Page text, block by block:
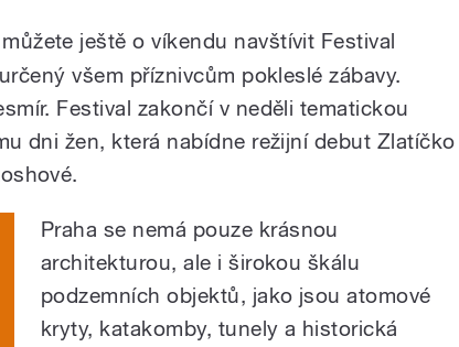
můžete ještě o víkendu navštívit Festival
všem příznivcům pokleslé zábavy.
Festival zakončí v neděli tematickou
dni žen, která nabídne režijní debut Zlatíčko
Praha se nemá pouze krásnou
architekturou, ale i širokou škálu
podzemních objektů, jako jsou atomové
kryty, katakomby, tunely a historická